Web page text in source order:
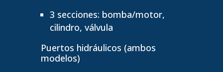
3 secciones: bomba/motor,
cilindro, válvula
Puertos hidráulicos (ambos
modelos)